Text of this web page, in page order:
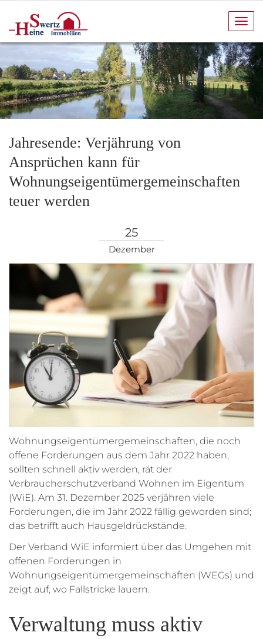
Jahresende: Verjährung von
Ansprüchen kann für
Wohnungseigentümergemeinschaften
teuer werden
25
Dezember
Wohnungseigentümergemeinschaften, die noch
offene Forderungen aus dem Jahr 2022 haben,
sollten schnell aktiv werden, rät der
Verbraucherschutzverband Wohnen im Eigentum
(WiE). Am 31. Dezember 2025 verjähren viele
Forderungen, die im Jahr 2022 fällig geworden sind;
das betrifft auch Hausgeldrückstände.
Der Verband WiE informiert über das Umgehen mit
offenen Forderungen in
Wohnungseigentümergemeinschaften (WEGs) und
zeigt auf, wo Fallstricke lauern.
Verwaltung muss aktiv